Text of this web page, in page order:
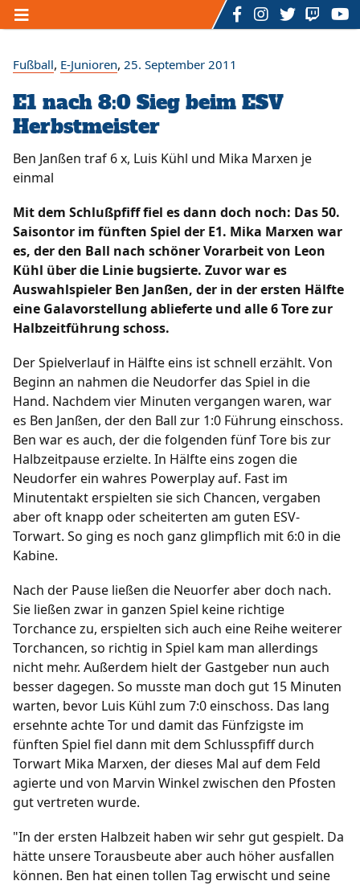
Home
Unser TSV
Der Vorstand/ Ansprechpartner
Sponsoring/ Sportstätten / Förderverein
Geschichte
/Formulare
Sportarten
Fußball/ Rückenfit - Fitnesskurs/
Zumba - Fitnesskurs/ U3 - Mutter - Kind - Turnen/
Ü3 bis 7 Jahre - Kinderturnen/ Dart/ Billard/
Volleyball/ eSports/ Badminton
Floorball
Fußball
1. Herren/ 2. Herren/ 1. Frauen / B-Junioren/
C-Junioren/ D-Junioren/ E-Junioren/ F-Junioren /
G-Junioren / Altherren Ü32
Termine
Archiv
Fanshop
Fußball, E-Junioren, 25. September 2011
E1 nach 8:0 Sieg beim ESV
Herbstmeister
Ben Janßen traf 6 x, Luis Kühl und Mika Marxen je
einmal
Mit dem Schlußpfiff fiel es dann doch noch: Das 50.
Saisontor im fünften Spiel der E1. Mika Marxen war
es, der den Ball nach schöner Vorarbeit von Leon
Kühl über die Linie bugsierte. Zuvor war es
Auswahlspieler Ben Janßen, der in der ersten Hälfte
eine Galavorstellung ablieferte und alle 6 Tore zur
Halbzeitführung schoss.
Der Spielverlauf in Hälfte eins ist schnell erzählt. Von
Beginn an nahmen die Neudorfer das Spiel in die
Hand. Nachdem vier Minuten vergangen waren, war
es Ben Janßen, der den Ball zur 1:0 Führung einschoss.
Ben war es auch, der die folgenden fünf Tore bis zur
Halbzeitpause erzielte. In Hälfte eins zogen die
Neudorfer ein wahres Powerplay auf. Fast im
Minutentakt erspielten sie sich Chancen, vergaben
aber oft knapp oder scheiterten am guten ESV-
Torwart. So ging es noch ganz glimpflich mit 6:0 in die
Kabine.
Nach der Pause ließen die Neuorfer aber doch nach.
Sie ließen zwar in ganzen Spiel keine richtige
Torchance zu, erspielten sich auch eine Reihe weiterer
Torchancen, so richtig in Spiel kam man allerdings
nicht mehr. Außerdem hielt der Gastgeber nun auch
besser dagegen. So musste man doch gut 15 Minuten
warten, bevor Luis Kühl zum 7:0 einschoss. Das lang
ersehnte achte Tor und damit das Fünfzigste im
fünften Spiel fiel dann mit dem Schlusspfiff durch
Torwart Mika Marxen, der dieses Mal auf dem Feld
agierte und von Marvin Winkel zwischen den Pfosten
gut vertreten wurde.
"In der ersten Halbzeit haben wir sehr gut gespielt. Da
hätte unsere Torausbeute aber auch höher ausfallen
können. Ben hat einen tollen Tag erwischt und seine